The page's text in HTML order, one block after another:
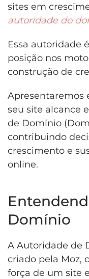
sites em
autoridade do
Essa autoridade
posição nos
construção de
Apresentaremos
seu site alcance
de Domínio
contribuindo
crescimento e
online.
Domínio
A Autoridade de
criado pela Moz,
força de um site